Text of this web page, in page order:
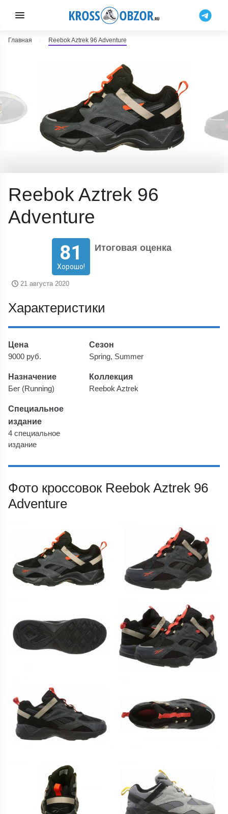
Главная Reebok Aztrek 96 Adventure
Reebok Aztrek 96
Adventure
81
Хорошо!
Итоговая оценка
21 августа 2020
Характеристики
Цена
9000 руб.
Сезон
Spring, Summer
Назначение
Бег (Running)
Коллекция
Reebok Aztrek
Специальное
издание
4 специальное
издание
Фото кроссовок Reebok Aztrek 96
Adventure